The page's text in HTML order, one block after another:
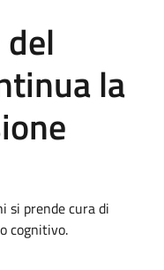
la
si prende cura di
cognitivo.